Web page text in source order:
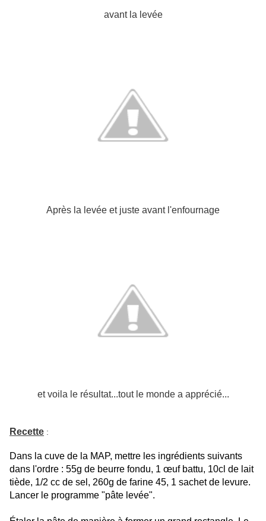
avant la levée
Après la levée et juste avant l'enfournage
et voila le résultat...tout le monde a apprécié...
Recette :
Dans la cuve de la MAP, mettre les ingrédients suivants
dans l'ordre : 55g de beurre fondu, 1 œuf battu, 10cl de lait
tiède, 1/2 cc de sel, 260g de farine 45, 1 sachet de levure.
Lancer le programme "pâte levée".